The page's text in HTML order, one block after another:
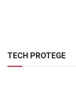
TECH PROTEGE